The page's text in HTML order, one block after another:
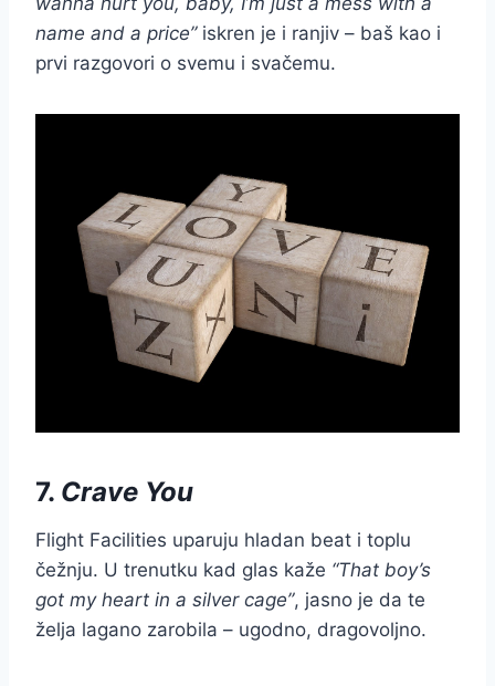
name and a price”iskren je i ranjiv – baš kao i
prvi razgovori o svemu i svačemu.
7. Crave You
Flight Facilities uparuju hladan beat i toplu
čežnju. U trenutku kad glas kaže “That boy’s
got my heart in a silver cage”, jasno je da te
želja lagano zarobila – ugodno, dragovoljno.